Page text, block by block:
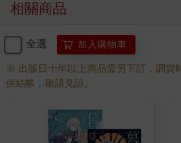
長著翅膀的小孩子……」
飛快地打斷了她：「這個世界的孩子
臉和照片上的媽媽一模一樣，但是媽
柔。小阿姨連笑也不會笑，看起來好
說完，就轉過頭去。
「小阿姨。」
相關商品
全選 加入購物車
※ 出版日十年以上商品需另下訂，調貨
併結帳，敬請見諒。